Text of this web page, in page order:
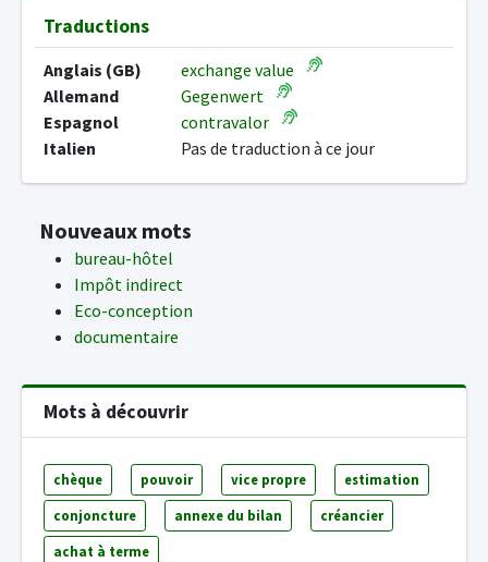
Traductions
Anglais (GB)
exchange value
Allemand
Gegenwert
Espagnol
contravalor
Italien
Pas de traduction à ce jour
Nouveaux mots
bureau-hôtel
Impôt indirect
Eco-conception
documentaire
Mots à découvrir
chèque pouvoir vice propre estimation
conjoncture annexe du bilan créancier
achat à terme